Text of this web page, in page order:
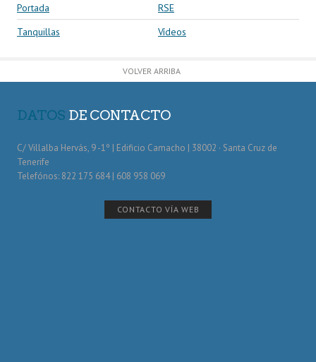
Portada
RSE
Tanquillas
Vídeos
VOLVER ARRIBA
DATOS DE CONTACTO
C/ Villalba Hervás, 9 -1º | Edificio Camacho | 38002 · Santa Cruz de
Tenerife
Telefónos: 822 175 684 | 608 958 069
CONTACTO VÍA WEB